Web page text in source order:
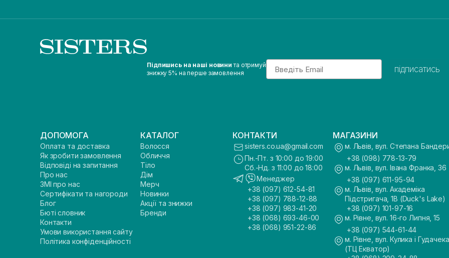
Підпишись на наші новини та отримуй
знижку 5% на перше замовлення
Email
підписатись
ДОПОМОГА
Оплата та доставка
Як зробити замовлення
Відповіді на запитання
Про нас
ЗМІ про нас
Сертифікати та нагороди
Блог
Бюті словник
Контакти
Умови використання сайту
Політика конфіденційності
КАТАЛОГ
Волосся
Обличчя
Тіло
Дім
Мерч
Новинки
Акції та знижки
Бренди
КОНТАКТИ
sisters.co.ua@gmail.com
Пн.-Пт. з 10:00 до 19:00
Сб.-Нд. з 11:00 до 18:00
Менеджер
+38 (097) 612-54-81
+38 (097) 788-12-88
+38 (097) 983-41-20
+38 (068) 693-46-00
+38 (068) 951-22-86
МАГАЗИНИ
м. Львів, вул. Степана
+38 (098) 778-13-79
м. Львів, вул. Івана Франка, 36
+38 (097) 611-95-94
м. Львів, вул. Академіка
Підстригача, 1В (Duck's Lake)
+38 (097) 101-97-16
м. Рівне, вул. 16-го Липня, 15
+38 (097) 544-61-44
м. Рівне, вул. Кулика і
(ТЦ Екватор)